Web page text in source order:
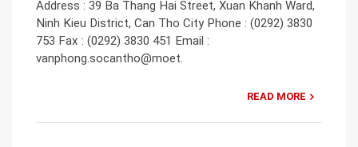
Address : 39 Ba Thang Hai Street, Xuan Khanh Ward,
Ninh Kieu District, Can Tho City Phone : (0292) 3830
753 Fax : (0292) 3830 451 Email :
vanphong.socantho@moet.
READ MORE